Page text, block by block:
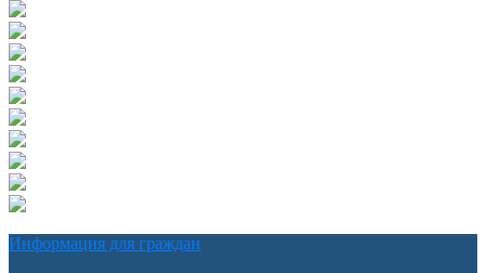
Информация для граждан